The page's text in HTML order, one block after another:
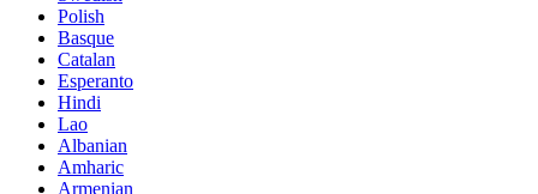
Polish
Basque
Catalan
Esperanto
Hindi
Lao
Albanian
Amharic
Armenian